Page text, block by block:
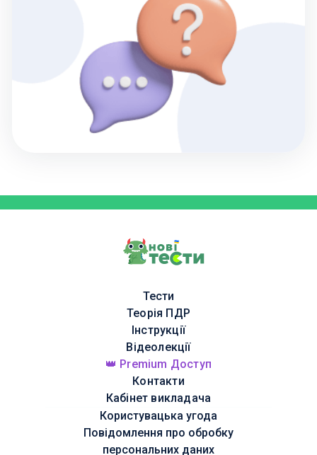
Тести
Теорія ПДР
Інструкції
Відеолекції
👑 Premium Доступ
Контакти
Кабінет викладача
Користувацька угода
Повідомлення про обробку
персональних даних